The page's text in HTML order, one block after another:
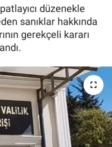
düzenekle
sanıklar hakkında
gerekçeli kararı